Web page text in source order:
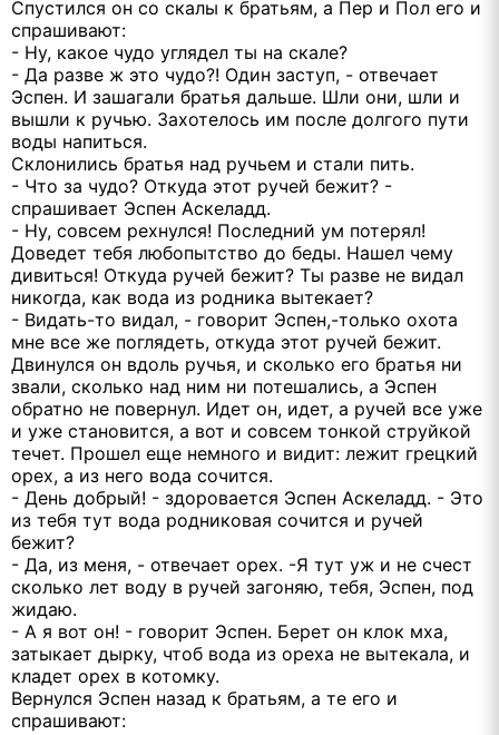
Спустился он со скалы к братьям, а Пер и Пол его и
спрашивают:
- Ну, какое чудо углядел ты на скале?
- Да разве ж это чудо?! Один заступ, - отвечает
Эспен. И зашагали братья дальше. Шли они, шли и
вышли к ручью. Захотелось им после долгого пути
воды напиться.
Склонились братья над ручьем и стали пить.
- Что за чудо? Откуда этот ручей бежит? -
спрашивает Эспен Аскеладд.
- Ну, совсем рехнулся! Последний ум потерял!
Доведет тебя любопытство до беды. Нашел чему
дивиться! Откуда ручей бежит? Ты разве не видал
никогда, как вода из родника вытекает?
- Видать-то видал, - говорит Эспен,-только охота
мне все же поглядеть, откуда этот ручей бежит.
Двинулся он вдоль ручья, и сколько его братья ни
звали, сколько над ним ни потешались, а Эспен
обратно не повернул. Идет он, идет, а ручей все уже
и уже становится, а вот и совсем тонкой струйкой
течет. Прошел еще немного и видит: лежит грецкий
орех, а из него вода сочится.
- День добрый! - здоровается Эспен Аскеладд. - Это
из тебя тут вода родниковая сочится и ручей
бежит?
- Да, из меня, - отвечает орех. -Я тут уж и не счест
сколько лет воду в ручей загоняю, тебя, Эспен, под
жидаю.
- А я вот он! - говорит Эспен. Берет он клок мха,
затыкает дырку, чтоб вода из ореха не вытекала, и
кладет орех в котомку.
Вернулся Эспен назад к братьям, а те его и
спрашивают: